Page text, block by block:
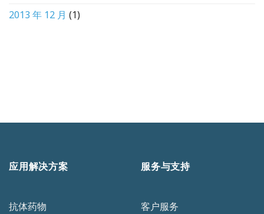
2013 年 12 月 (1)
应用解决方案
抗体药物
服务与支持
客户服务